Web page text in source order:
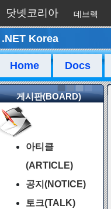
닷넷코리아 데브렉
.NET Korea
Home Docs
게시판(BOARD)
아티클
(ARTICLE)
공지(NOTICE)
토크(TALK)